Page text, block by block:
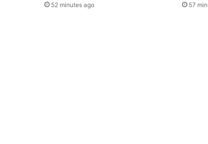
52 minutes ago 57